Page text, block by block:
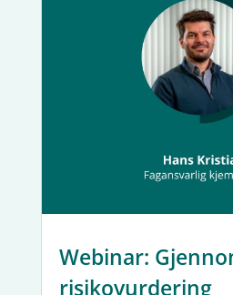
Webinar:
risikovurdering